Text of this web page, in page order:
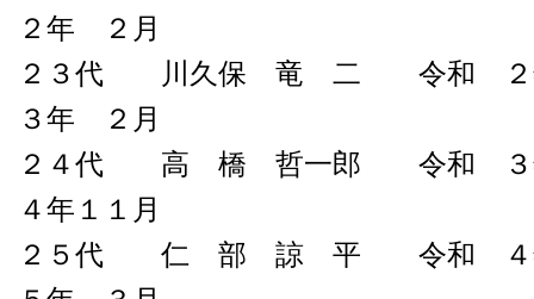
２年 ２月
２３代 川久保 竜 二 令和
３年 ２月
２４代 高 橋 哲一郎 令和
４年１１月
２５代 仁 部 諒 平 令和 ４